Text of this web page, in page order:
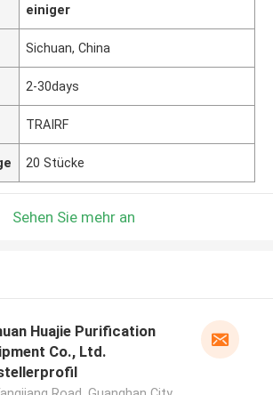
einiger
Sichuan, China
2-30days
TRAIRF
20 Stücke
Sehen Sie mehr an
Huajie Purification
Co., Ltd.